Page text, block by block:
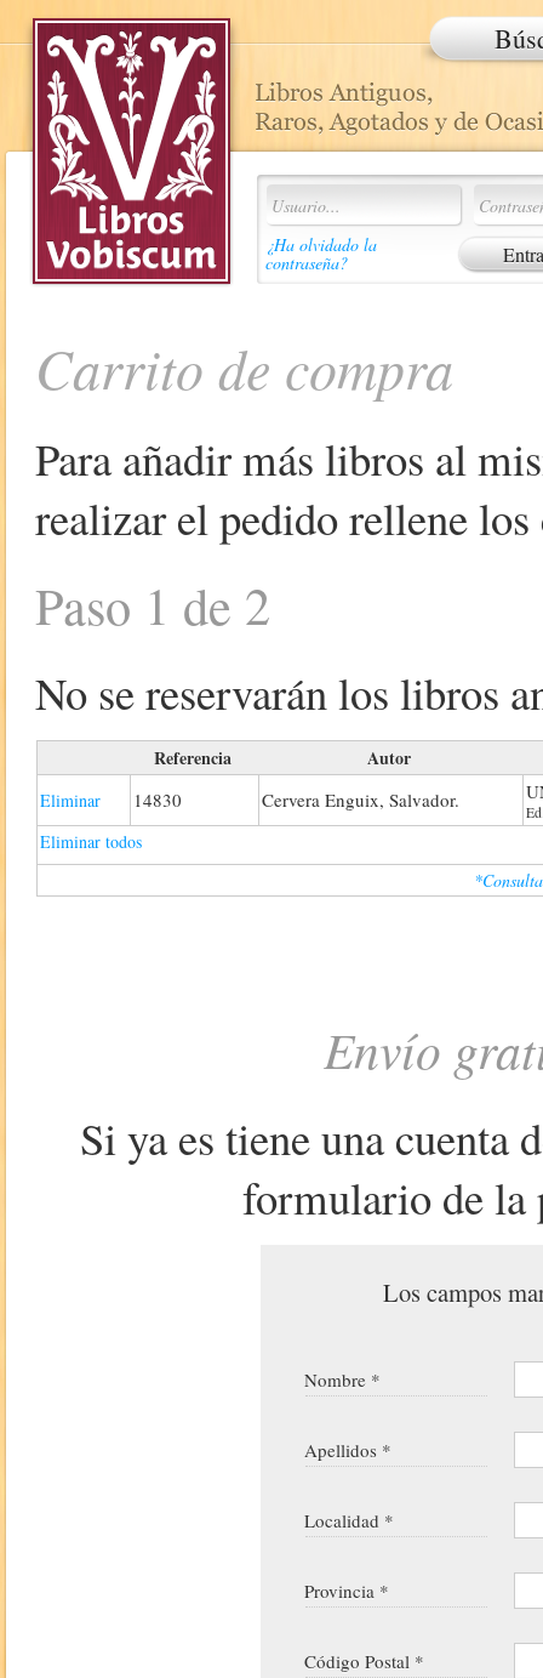
¿Ha olvidado la
contraseña?
Carrito de compra
Para añadir más libros al
realizar el pedido rellene
Paso 1 de 2
No se reservarán los libros
Referencia Autor
Eliminar 14830 Cervera Enguix, Salvador.
Eliminar todos
Envío
Si ya es tiene una cuenta
formulario de la
Los campos
Nombre *
Apellidos *
Localidad *
Provincia *
Código Postal *